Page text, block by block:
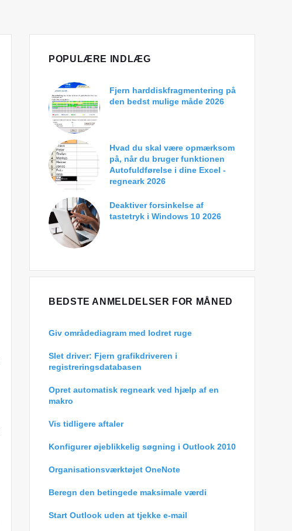
POPULÆRE INDLÆG
Fjern harddiskfragmentering på
den bedst mulige måde 2026
Hvad du skal være opmærksom
på, når du bruger funktionen
Autofuldførelse i dine Excel -
regneark 2026
Deaktiver forsinkelse af
tastetryk i Windows 10 2026
BEDSTE ANMELDELSER FOR MÅNED
Giv områdediagram med lodret ruge
Slet driver: Fjern grafikdriveren i
registreringsdatabasen
Opret automatisk regneark ved hjælp af en
makro
Vis tidligere aftaler
Konfigurer øjeblikkelig søgning i Outlook 2010
Organisationsværktøjet OneNote
Beregn den betingede maksimale værdi
Start Outlook uden at tjekke e-mail